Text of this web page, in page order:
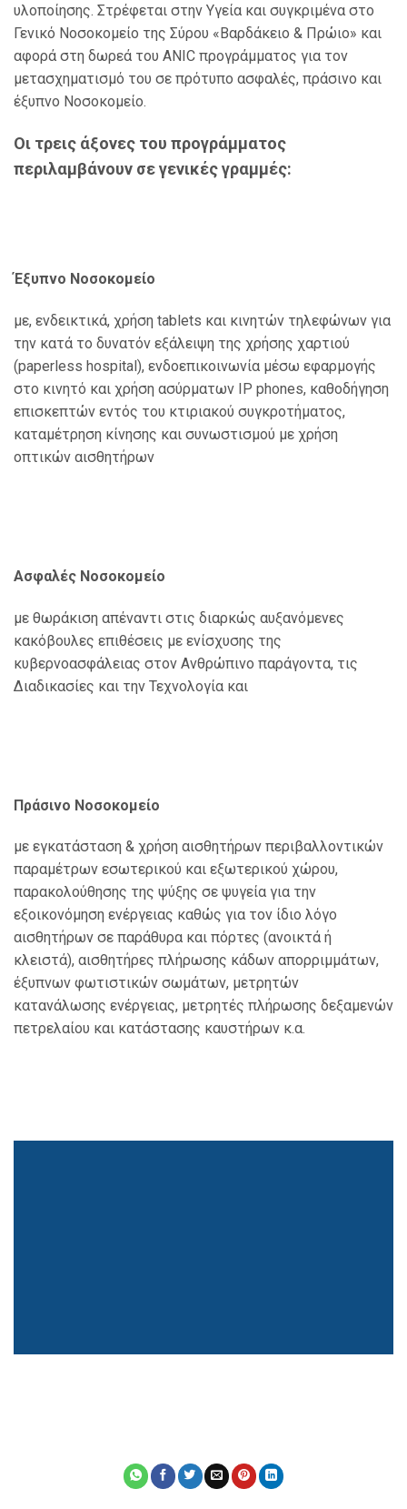
υλοποίησης. Στρέφεται στην Υγεία και συγκριμένα στο
Γενικό Νοσοκομείο της Σύρου «Βαρδάκειο & Πρώιο» και
αφορά στη δωρεά του ANIC προγράμματος για τον
μετασχηματισμό του σε πρότυπο ασφαλές, πράσινο και
έξυπνο Νοσοκομείο.
Οι τρεις άξονες του προγράμματος
περιλαμβάνουν σε γενικές γραμμές:
Έξυπνο Νοσοκομείο
με, ενδεικτικά, χρήση tablets και κινητών τηλεφώνων για
την κατά το δυνατόν εξάλειψη της χρήσης χαρτιού
(paperless hospital), ενδοεπικοινωνία μέσω εφαρμογής
στο κινητό και χρήση ασύρματων IP phones, καθοδήγηση
επισκεπτών εντός του κτιριακού συγκροτήματος,
καταμέτρηση κίνησης και συνωστισμού με χρήση
οπτικών αισθητήρων
Ασφαλές Νοσοκομείο
με θωράκιση απέναντι στις διαρκώς αυξανόμενες
κακόβουλες επιθέσεις με ενίσχυσης της
κυβερνοασφάλειας στον Ανθρώπινο παράγοντα, τις
Διαδικασίες και την Τεχνολογία και
Πράσινο Νοσοκομείο
με εγκατάσταση & χρήση αισθητήρων περιβαλλοντικών
παραμέτρων εσωτερικού και εξωτερικού χώρου,
παρακολούθησης της ψύξης σε ψυγεία για την
εξοικονόμηση ενέργειας καθώς για τον ίδιο λόγο
αισθητήρων σε παράθυρα και πόρτες (ανοικτά ή
κλειστά), αισθητήρες πλήρωσης κάδων απορριμμάτων,
έξυπνων φωτιστικών σωμάτων, μετρητών
κατανάλωσης ενέργειας, μετρητές πλήρωσης δεξαμενών
πετρελαίου και κατάστασης καυστήρων κ.α.